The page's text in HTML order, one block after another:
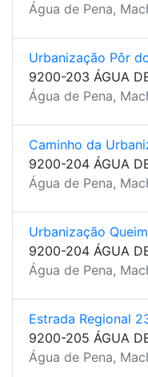
Água de Pena,
Urbanização Pôr
9200-203 ÁGUA
Água de Pena,
Caminho da
9200-204 ÁGUA
Água de Pena,
Urbanização
9200-204 ÁGUA
Água de Pena,
Estrada Regional
9200-205 ÁGUA
Água de Pena,